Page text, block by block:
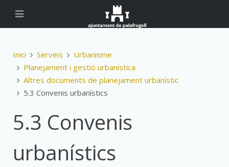
Inici Serveis
Urbanisme
Planejament i gestió urbanística
Altres documents de planejament urbanístic
5.3 Convenis urbanístics
5.3 Convenis
urbanístics